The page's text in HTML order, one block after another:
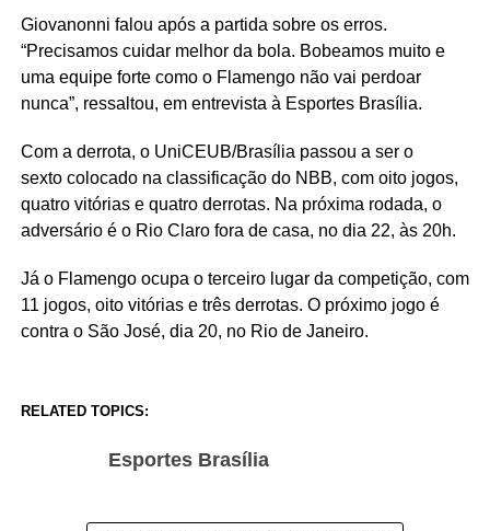
Giovanonni falou após a partida sobre os erros.
“Precisamos cuidar melhor da bola. Bobeamos muito e
uma equipe forte como o Flamengo não vai perdoar
nunca”, ressaltou, em entrevista à Esportes Brasília.
Com a derrota, o UniCEUB/Brasília passou a ser o
sexto colocado na classificação do NBB, com oito jogos,
quatro vitórias e quatro derrotas. Na próxima rodada, o
adversário é o Rio Claro fora de casa, no dia 22, às 20h.
Já o Flamengo ocupa o terceiro lugar da competição, com
11 jogos, oito vitórias e três derrotas. O próximo jogo é
contra o São José, dia 20, no Rio de Janeiro.
RELATED TOPICS:
Esportes Brasília